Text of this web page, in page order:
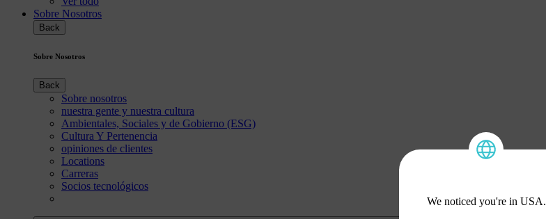
Sobre Nosotros
Back
Sobre Nosotros
Back
Sobre nosotros
nuestra gente y nuestra cultura
Ambientales, Sociales y de Gobierno (ESG)
Cultura Y Pertenencia
opiniones de clientes
Locations
Carreras
Socios tecnológicos
We noticed you're in USA.